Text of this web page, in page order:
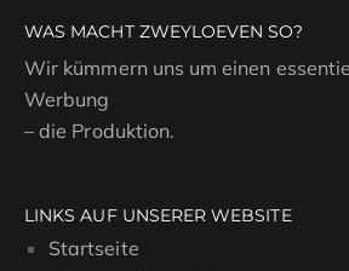
WAS MACHT ZWEYLOEVEN SO?
Wir kümmern uns um einen
Werbung
– die Produktion.
LINKS AUF UNSERER WEBSITE
Startseite